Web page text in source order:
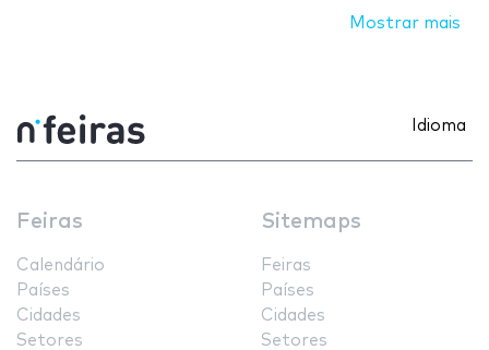
Mostrar mais
Idioma
Feiras
Calendário
Países
Cidades
Setores
Sitemaps
Feiras
Países
Cidades
Setores